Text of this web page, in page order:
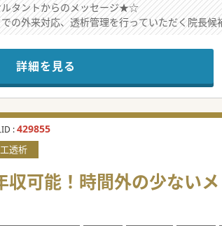
タントからのメッセージ★☆
の外来対応、透析管理を行っていただく院長候
される方は住宅手当や転居費用の相談が可能で
相談に応じますのでご興味がございましたらお
詳細を見る
:429855
透析
収可能！時間外の少ない